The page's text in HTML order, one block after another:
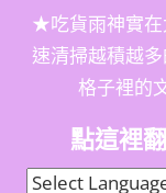
★吃貨雨神實在
速清掃越積越
格子裡的
點這裡